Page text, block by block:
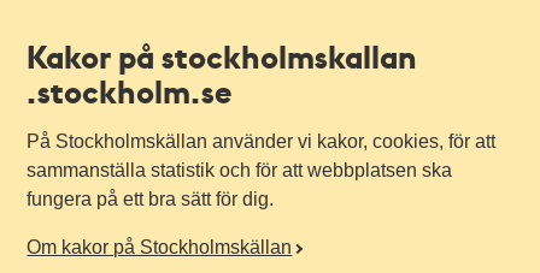
Kakor på stockholmskallan
.stockholm.se
På Stockholmskällan använder vi kakor, cookies, för att
sammanställa statistik och för att webbplatsen ska
fungera på ett bra sätt för dig.
Om kakor på Stockholmskällan